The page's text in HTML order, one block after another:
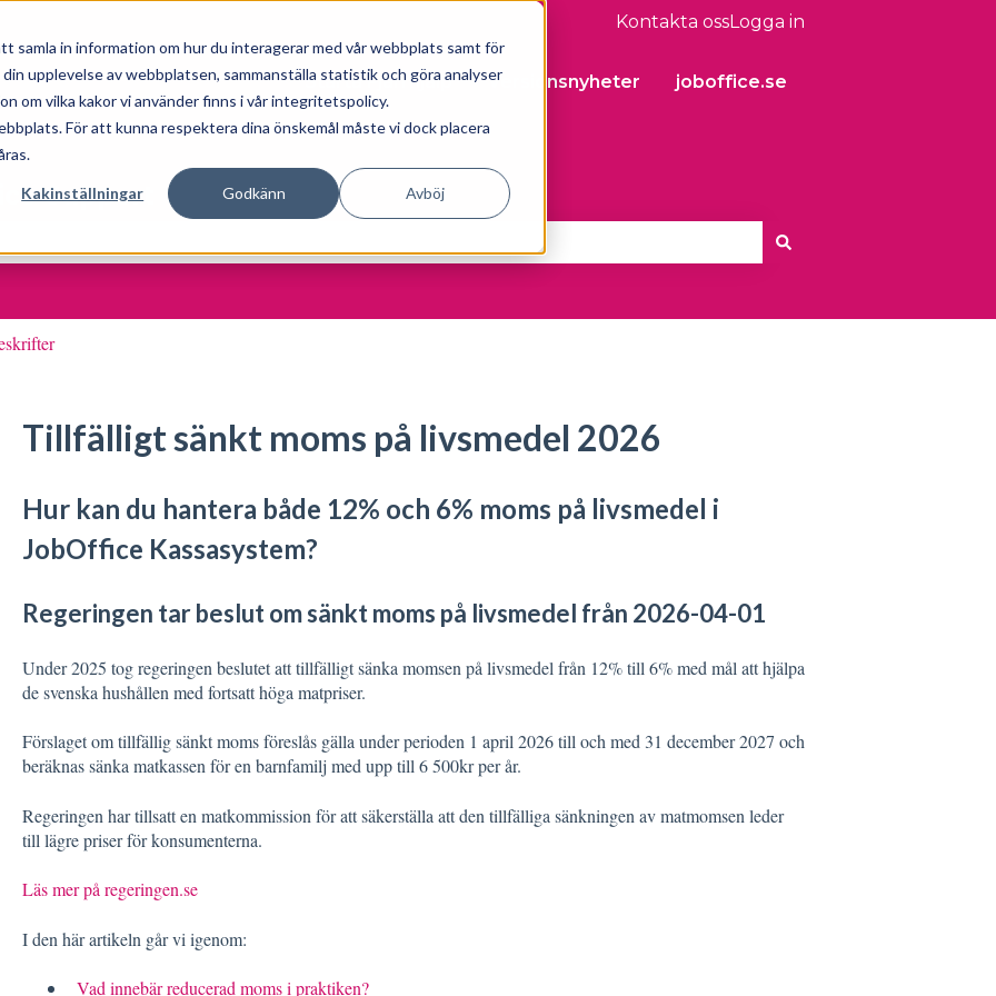
samla in information om hur du interagerar med vår webbplats samt för
upplevelse av webbplatsen, sammanställa statistik och göra analyser
om vilka kakor vi använder finns i vår integritetspolicy.
För att kunna respektera dina önskemål måste vi dock placera
Kakinställningar Godkänn Avböj
Kontakta ossLogga in
Starta Fjärrhjälp Versionsnyheter joboffice.se
Support
Tillfälligt sänkt moms på livsmedel 2026
Hur kan du hantera både 12% och 6% moms på livsmedel i
JobOffice Kassasystem?
Regeringen tar beslut om sänkt moms på livsmedel från 2026-04-01
Under 2025 tog regeringen beslutet att tillfälligt sänka momsen på livsmedel från 12% till 6% med mål att hjälpa
de svenska hushållen med fortsatt höga matpriser.
Förslaget om tillfällig sänkt moms föreslås gälla under perioden 1 april 2026 till och med 31 december 2027 och
beräknas sänka matkassen för en barnfamilj med upp till 6 500kr per år.
Regeringen har tillsatt en matkommission för att säkerställa att den tillfälliga sänkningen av matmomsen leder
till lägre priser för konsumenterna.
Läs mer på regeringen.se
I den här artikeln går vi igenom:
Vad innebär reducerad moms i praktiken?